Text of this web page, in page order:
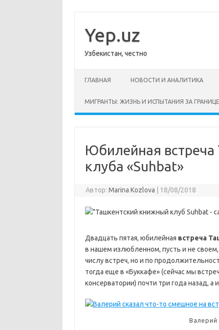
содержимому
Yep.uz
Узбекистан, честно
ГЛАВНАЯ НОВОСТИ И АНАЛИТИКА
МИГРАНТЫ: ЖИЗНЬ И ИСПЫТАНИЯ ЗА
Юбилейная встреча
клуба «Suhbat»
Автор: Marina Kozlova 18/08/2018
Двадцать пятая, юбилейная встреча
в нашем излюбленном, пусть и не
числу встреч, но и по
тогда еще в «Буккафе» (сейчас мы
консерватории) почти три года назад, а